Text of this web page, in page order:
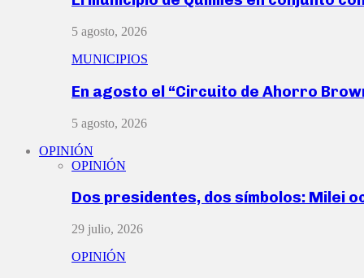
5 agosto, 2026
MUNICIPIOS
En agosto el “Circuito de Ahorro
5 agosto, 2026
OPINIÓN
OPINIÓN
Dos presidentes, dos símbolos: Milei
29 julio, 2026
OPINIÓN